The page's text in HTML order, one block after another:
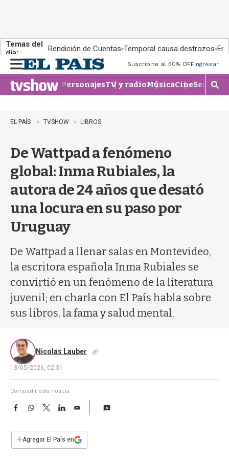
Temas del
día:
Rendición de Cuentas Temporal causa destrozos En
n
u
Suscribite al 50% OFFIngresar
PersonajesTV y radioMúsicaCineSeries
M
o
EL PAÍS TVSHOW LIBROS
De Wattpad a fenómeno
global: Inma Rubiales, la
autora de 24 años que desató
una locura en su paso por
Uruguay
De Wattpad a llenar salas en Montevideo,
la escritora española Inma Rubiales se
convirtió en un fenómeno de la literatura
juvenil; en charla con El País habla sobre
sus libros, la fama y salud mental.
Nicolas Lauber
13/05/2026, 02:31
Compartir esta noticia
F
e
b
W
s
T
w
t
L
E
i
l
+Agregar El País en